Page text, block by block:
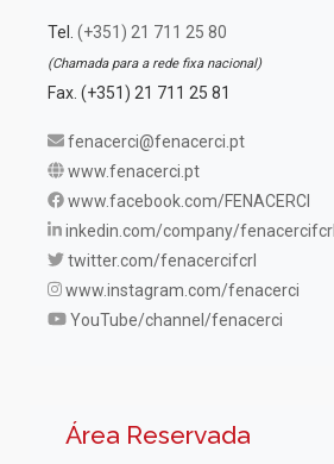
Tel. (+351) 21 711 25 80
(Chamada para a rede fixa nacional)
Fax. (+351) 21 711 25 81
fenacerci@fenacerci.pt
www.fenacerci.pt
www.facebook.com/FENACERCI
inkedin.com/company/fenacercifcrl
twitter.com/fenacercifcrl
www.instagram.com/fenacerci
YouTube/channel/fenacerci
Área Reservada